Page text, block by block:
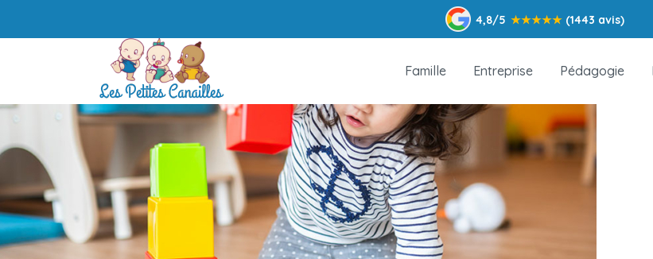
4,8/5 ★★★★★ (1443 avis)
Famille Entreprise Pédagogie